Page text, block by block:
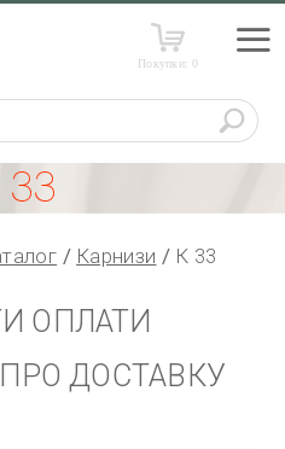
Покупки:0
Карнизи К 33
ОПЛАТИ
ПРО ДОСТАВКУ